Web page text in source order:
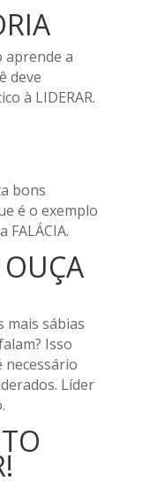
aprende a
deve
à LIDERAR.
bons
é o exemplo
FALÁCIA.
mais sábias
Isso
necessário
Líder